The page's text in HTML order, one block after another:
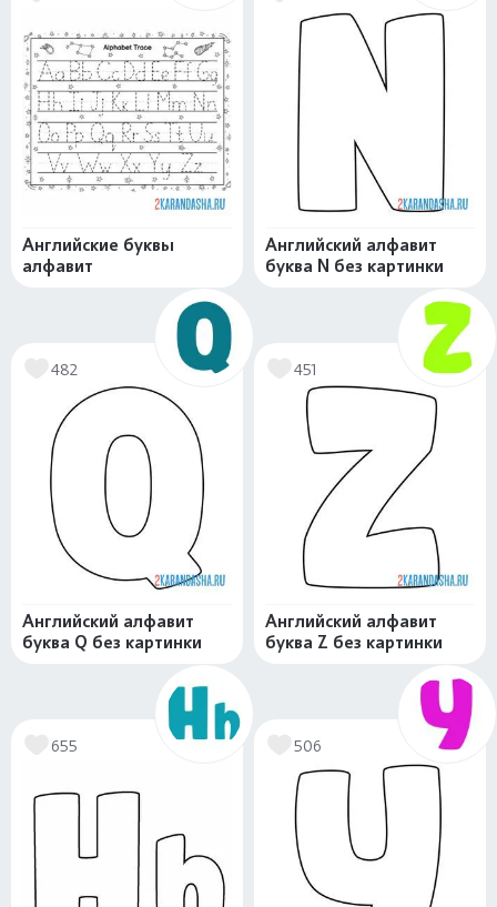
Английские буквы
алфавит
Английский алфавит
буква N без картинки
482
Английский алфавит
буква Q без картинки
451
Английский алфавит
буква Z без картинки
655 506